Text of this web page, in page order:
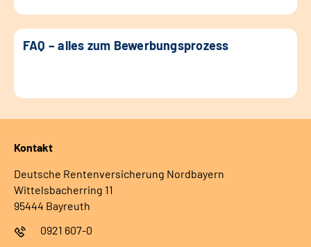
FAQ – alles zum Bewerbungsprozess
Kontakt
Deutsche Rentenversicherung Nordbayern
Wittelsbacherring 11
95444 Bayreuth
0921 607-0